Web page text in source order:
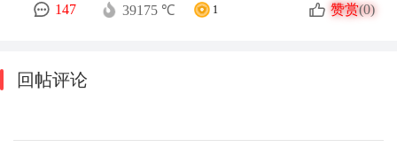
147 39175 ℃ 1 赞赏(0)
回帖评论